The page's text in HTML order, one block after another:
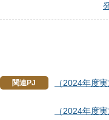
関連PJ （2024年度
（2024年度